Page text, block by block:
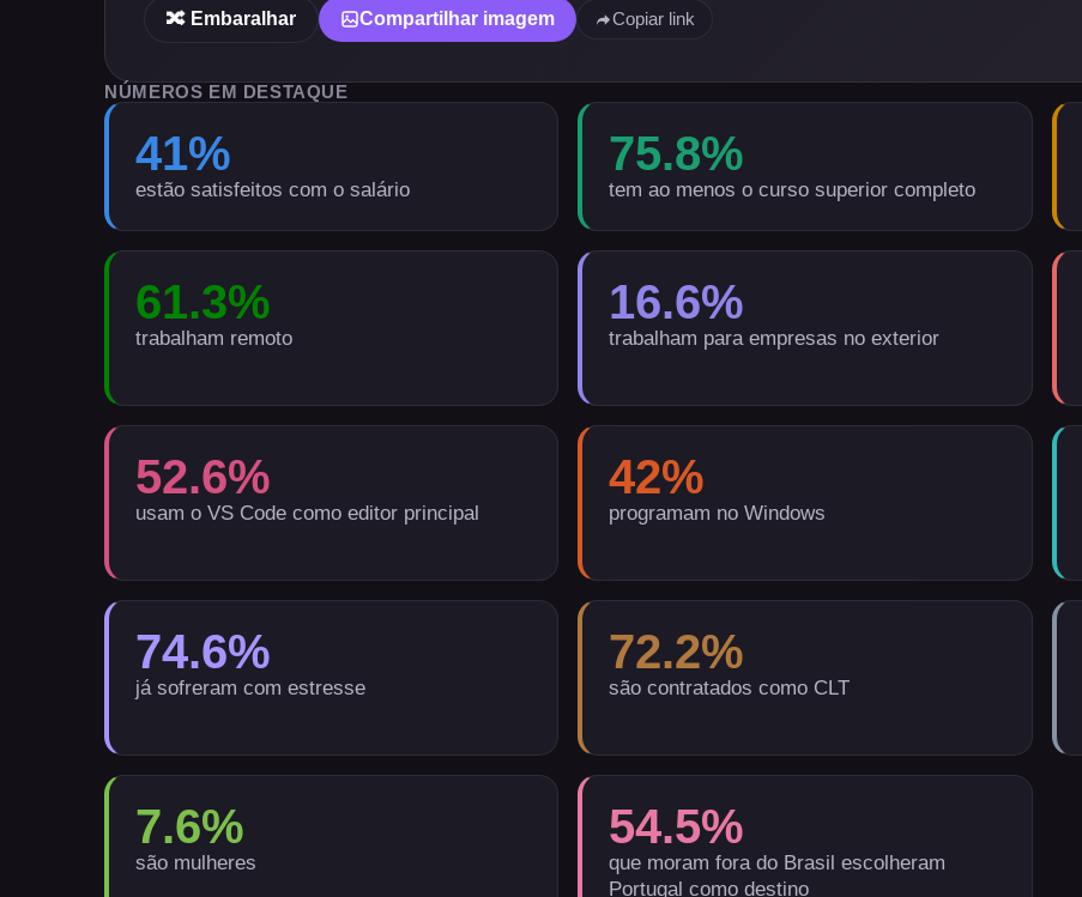
🔀 Embaralhar Compartilhar imagem Copiar link
NÚMEROS EM DESTAQUE
41%
estão satisfeitos com o salário
75.8%
tem ao menos o curso superior completo
61.3%
trabalham remoto
16.6%
trabalham para empresas no exterior
52.6%
usam o VS Code como editor principal
42%
programam no Windows
74.6%
já sofreram com estresse
72.2%
são contratados como CLT
7.6%
são mulheres
54.5%
que moram fora do Brasil escolheram
Portugal como destino